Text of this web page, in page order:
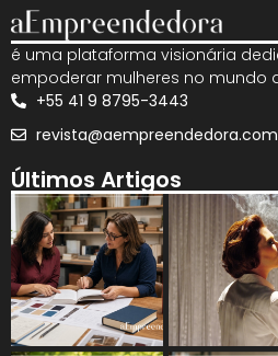
é uma plataforma visionária
empoderar mulheres no mundo
+55 41 9 8795-3443
Últimos Artigos